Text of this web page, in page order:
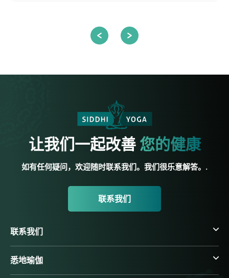
让我们一起改善 您的健康
如有任何疑问，欢迎随时联系我们。我们很乐意解答。.
联系我们
联系我们
悉地瑜伽